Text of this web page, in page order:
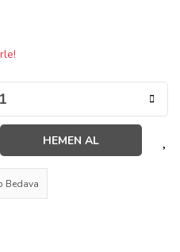
HEMEN AL
Bedava